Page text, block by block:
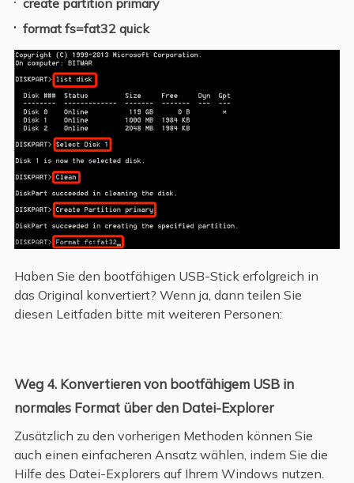
create partition primary
format fs=fat32 quick
Haben Sie den bootfähigen USB-Stick erfolgreich in
das Original konvertiert? Wenn ja, dann teilen Sie
diesen Leitfaden bitte mit weiteren Personen:
Weg 4. Konvertieren von bootfähigem USB in
normales Format über den Datei-Explorer
Zusätzlich zu den vorherigen Methoden können Sie
auch einen einfacheren Ansatz wählen, indem Sie die
Hilfe des Datei-Explorers auf Ihrem Windows nutzen.